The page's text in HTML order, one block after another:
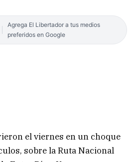
Agrega El Libertador a tus medios
preferidos en Google
el viernes en un choque
sobre la Ruta Nacional